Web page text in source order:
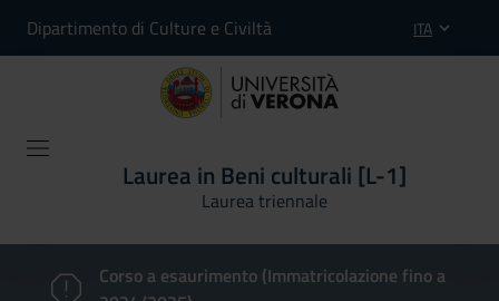
Dipartimento di Culture e Civiltà ITA
Laurea in Beni culturali [L-1]
Laurea triennale
Corso a esaurimento (Immatricolazione fino a